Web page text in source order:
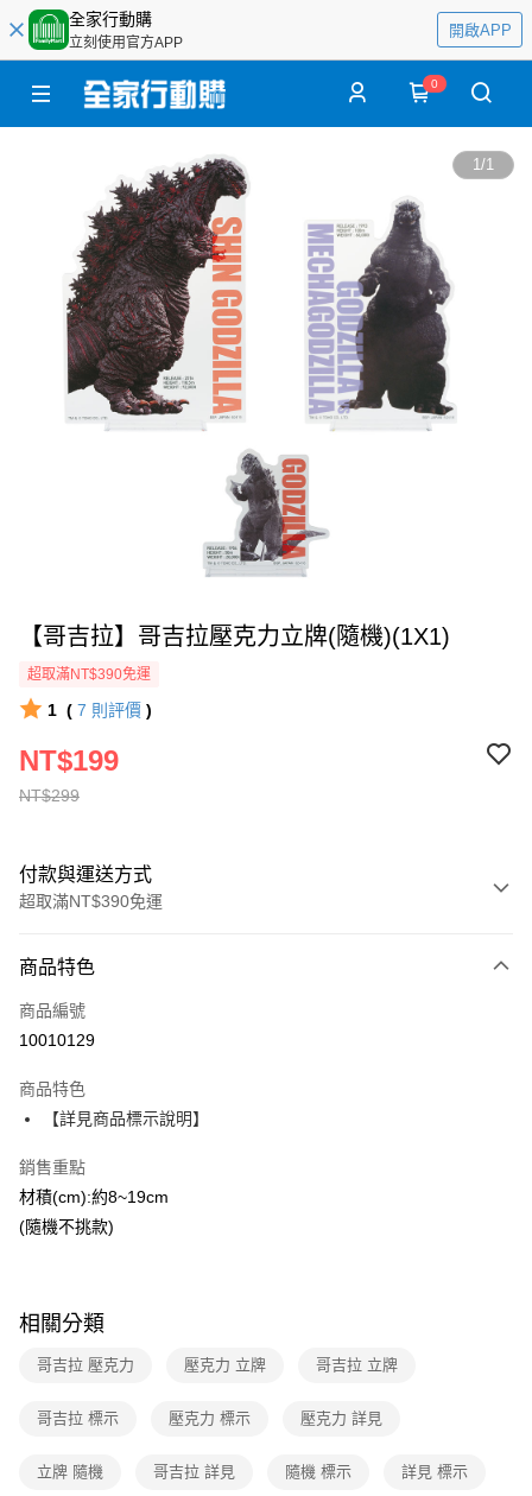
全家行動購
立刻使用官方APP
開啟APP
0
1/1
【哥吉拉】哥吉拉壓克力立牌(隨機)(1X1)
超取滿NT$390免運
1 ( 7 則評價 )
NT$299
NT$199
付款與運送方式
超取滿NT$390免運
全家線上支付
超商取貨付款
運送方式
全家取貨付款
常溫-付款後全家取貨
每筆NT$40，滿NT$390(含以上)免運費
商品特色
商品編號
10010129
商品特色
【詳見商品標示說明】
銷售重點
材積(cm):約8~19cm
(隨機不挑款)
相關分類
哥吉拉 壓克力 壓克力 立牌 哥吉拉 立牌
哥吉拉 標示 壓克力 標示 壓克力 詳見
立牌 隨機 哥吉拉 詳見 隨機 標示 詳見 標示